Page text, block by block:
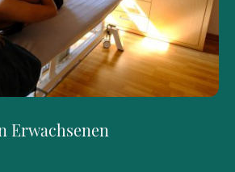
Erwachsenen